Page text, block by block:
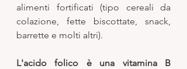
alimenti fortificati (tipo cereali da
colazione, fette biscottate, snack,
barrette e molti altri).
L'acido folico è una vitamina B